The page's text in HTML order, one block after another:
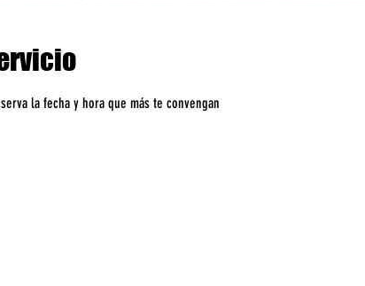
la fecha y hora que más te convengan